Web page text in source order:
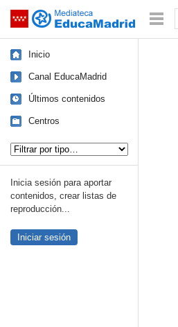
Saltar navegación
Inicio
Canal EducaMadrid
Últimos contenidos
Centros
Inicia sesión para aportar
contenidos, crear listas de
reproducción...
Iniciar sesión